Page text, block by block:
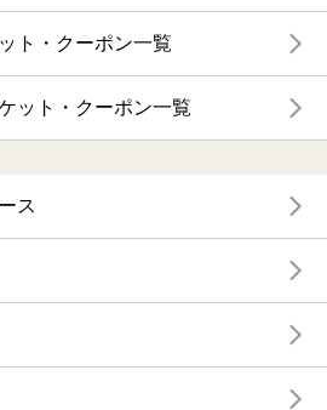
ト・クーポン一覧
ット・クーポン一覧
ス